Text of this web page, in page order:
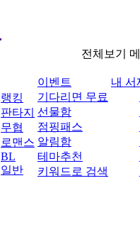
전체보기
랭킹
판타지
무협
로맨스
BL
일반
이벤트
기다리면 무료
선물함
점핑패스
알림함
테마추천
키워드로 검색
내 서